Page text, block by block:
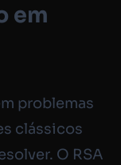
em
problemas
clássicos
O RSA